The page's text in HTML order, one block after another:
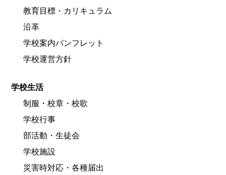
教育目標・カリキュラム
沿革
学校案内パンフレット
学校運営方針
学校生活
制服・校章・校歌
学校行事
部活動・生徒会
学校施設
災害時対応・各種届出